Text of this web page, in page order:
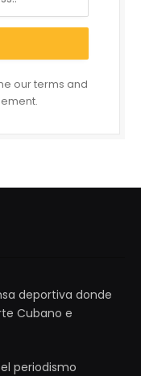
our terms and
deportiva donde
Cubano e
periodismo